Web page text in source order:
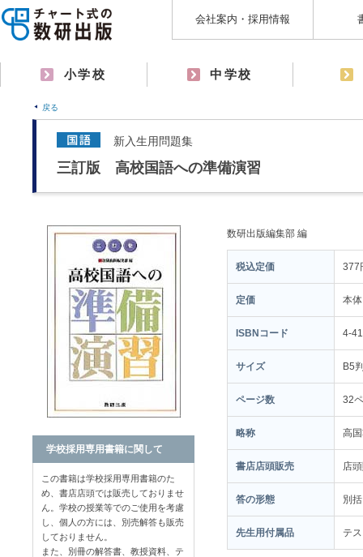
会社案内・採用情報
小学校 中学校
戻る
新入生用問題集
三訂版 高校国語への準備演習
数研出版編集部 編
税込定価 377
定価 本
ISBNコード 4-
サイズ B5
ページ数 32
略称 高
書店店頭販売 店
答の形態 別
先生用付属品 テ
学校採用専用書籍に関して
この書籍は学校採用専用書籍のた
め、書店店頭では販売しておりませ
ん。学校の授業等でのご使用を考慮
し、個人の方には、別売解答も販売
しておりません。
また、別冊の解答書、教授資料、テ